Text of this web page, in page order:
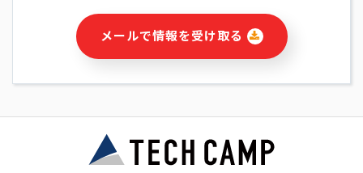
・本サービス及び本サービスに関連する情報(当社及び第三者の
サービス又は商品等の広告配信・宣伝を含みますが、それらに
・個人(法人の場合は担当者)を識別できない形式に加工した統
計情報の作成および利用
メールで情報を受け取る